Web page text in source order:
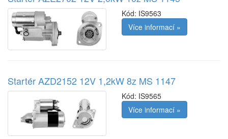
Kód: IS9563
Více informací »
Startér AZD2152 12V 1,2kW 8z MS 1147
Kód: IS9565
Více informací »